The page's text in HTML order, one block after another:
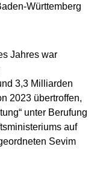
Württemberg
Jahres war
3,3 Milliarden
2023 übertroffen,
unter Berufung
auf
Sevim